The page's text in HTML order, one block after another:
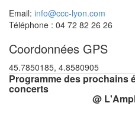
Email: info@ccc-lyon.com
Téléphone : 04 72 82 26 26
Coordonnées GPS
45.7850185, 4.8580905
Programme des prochains
concerts
@